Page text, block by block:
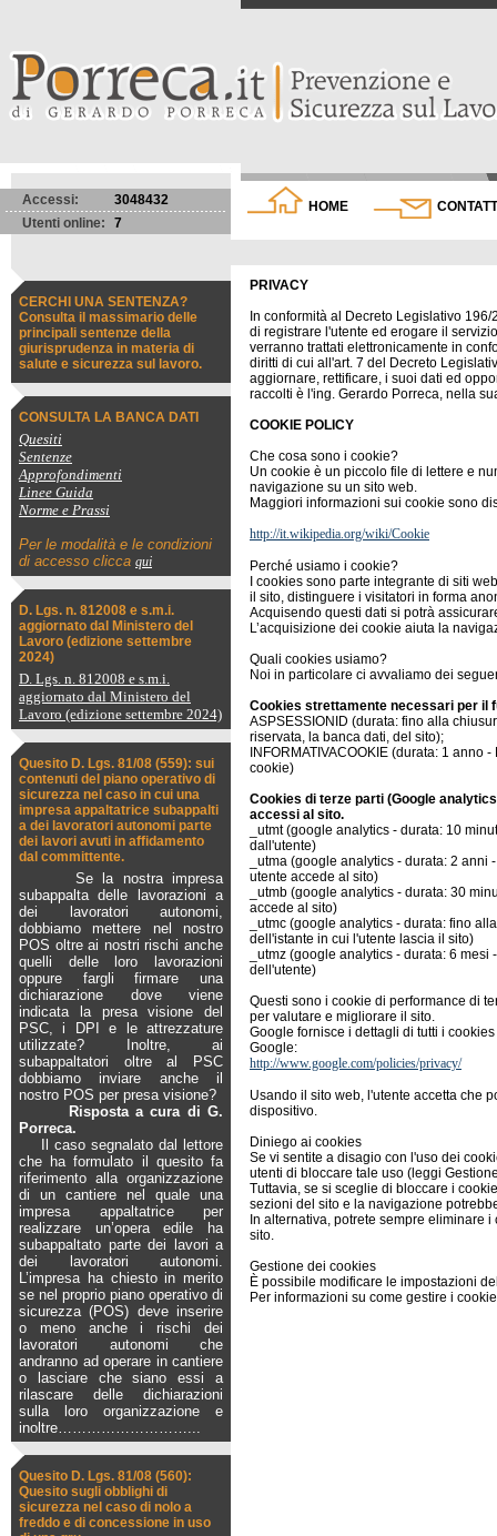
Accessi:
3048432
Utenti online:
7
CERCHI UNA SENTENZA?
Consulta il massimario delle
principali sentenze della
giurisprudenza in materia di
salute e sicurezza sul lavoro.
CONSULTA LA BANCA DATI
Quesiti
Sentenze
Approfondimenti
Linee Guida
Norme e Prassi
Per le modalità e le condizioni
di accesso clicca qui
D. Lgs. n. 812008 e s.m.i.
aggiornato dal Ministero del
Lavoro (edizione settembre
2024)
D. Lgs. n. 812008 e s.m.i.
aggiornato dal Ministero del
Lavoro (edizione settembre 2024)
Quesito D. Lgs. 81/08 (559): sui
contenuti del piano operativo di
sicurezza nel caso in cui una
impresa appaltatrice subappalti
a dei lavoratori autonomi parte
dei lavori avuti in affidamento
dal committente.
Se la nostra impresa
subappalta delle lavorazioni a
dei lavoratori autonomi,
dobbiamo mettere nel nostro
POS oltre ai nostri rischi anche
quelli delle loro lavorazioni
oppure fargli firmare una
dichiarazione dove viene
indicata la presa visione del
PSC, i DPI e le attrezzature
utilizzate? Inoltre, ai
subappaltatori oltre al PSC
dobbiamo inviare anche il
nostro POS per presa visione?
Risposta a cura di G.
Porreca.
Il caso segnalato dal lettore
che ha formulato il quesito fa
riferimento alla organizzazione
di un cantiere nel quale una
impresa appaltatrice per
realizzare un’opera edile ha
subappaltato parte dei lavori a
dei lavoratori autonomi.
L’impresa ha chiesto in merito
se nel proprio piano operativo di
sicurezza (POS) deve inserire
o meno anche i rischi dei
lavoratori autonomi che
andranno ad operare in cantiere
o lasciare che siano essi a
rilascare delle dichiarazioni
sulla loro organizzazione e
inoltre………………………...
Quesito D. Lgs. 81/08 (560):
Quesito sugli obblighi di
sicurezza nel caso di nolo a
freddo e di concessione in uso
HOME
PRIVACY
In conformità al Decreto Legislativo
di registrare l'utente ed erogare il
verranno trattati elettronicamente in
diritti di cui all'art. 7 del Decreto
aggiornare, rettificare, i suoi dati ed
raccolti è l'ing. Gerardo Porreca, nella
COOKIE POLICY
Che cosa sono i cookie?
Un cookie è un piccolo file di lettere e
navigazione su un sito web.
Maggiori informazioni sui cookie sono
http://it.wikipedia.org/wiki/Cookie
Perché usiamo i cookie?
I cookies sono parte integrante di siti
il sito, distinguere i visitatori in forma
Acquisendo questi dati si potrà
L’acquisizione dei cookie aiuta la
Quali cookies usiamo?
Noi in particolare ci avvaliamo dei
Cookies strettamente necessari per il
ASPSESSIONID (durata: fino alla
riservata, la banca dati, del sito);
INFORMATIVACOOKIE (durata: 1
cookie)
Cookies di terze parti (Google
accessi al sito.
_utmt (google analytics - durata: 10
dall'utente)
_utma (google analytics - durata: 2
utente accede al sito)
_utmb (google analytics - durata: 30
accede al sito)
_utmc (google analytics - durata: fino
dell'istante in cui l'utente lascia il sito)
_utmz (google analytics - durata: 6
dell'utente)
Questi sono i cookie di performance di
per valutare e migliorare il sito.
Google fornisce i dettagli di tutti i
Google:
http://www.google.com/policies/privacy/
Usando il sito web, l'utente accetta che
dispositivo.
Diniego ai cookies
Se vi sentite a disagio con l'uso dei
utenti di bloccare tale uso (leggi
Tuttavia, se si sceglie di bloccare i
sezioni del sito e la navigazione
In alternativa, potrete sempre eliminare
sito.
Gestione dei cookies
È possibile modificare le impostazioni
Per informazioni su come gestire i